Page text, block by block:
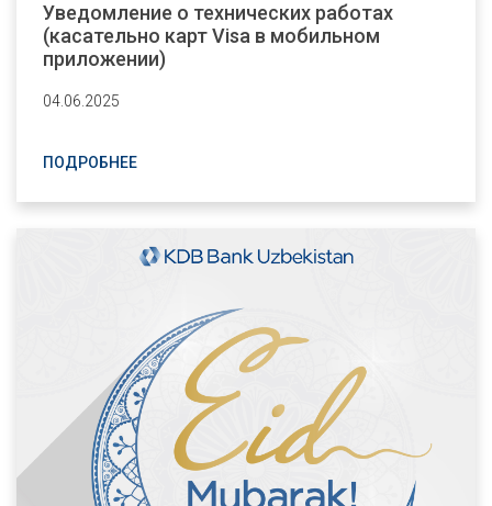
Уведомление о технических работах
(касательно карт Visa в мобильном
приложении)
04.06.2025
ПОДРОБНЕЕ